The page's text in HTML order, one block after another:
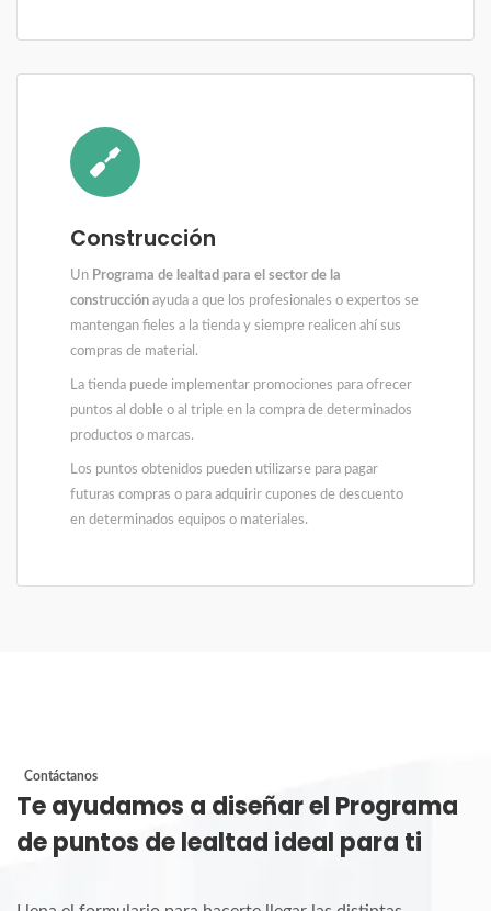
Construcción
Un Programa de lealtad para el sector de la
construcción ayuda a que los profesionales o expertos se
mantengan fieles a la tienda y siempre realicen ahí sus
compras de material.
La tienda puede implementar promociones para ofrecer
puntos al doble o al triple en la compra de determinados
productos o marcas.
Los puntos obtenidos pueden utilizarse para pagar
futuras compras o para adquirir cupones de descuento
en determinados equipos o materiales.
Contáctanos
Te ayudamos a diseñar el Programa
de puntos de lealtad ideal para ti